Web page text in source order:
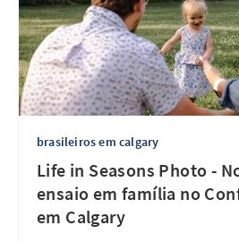
brasileiros em calgary
Life in Seasons Photo -
ensaio em família no
em Calgary